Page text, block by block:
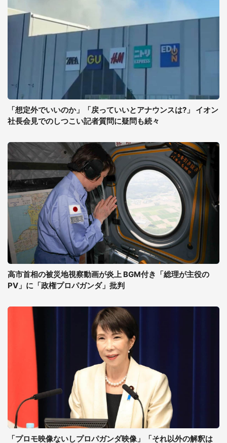
「想定外でいいのか」「戻っていいとアナウンスは?」 イオン
社長会見でのしつこい記者質問に疑問も続々
高市首相の被災地視察動画が炎上 BGM付き「総理が主役の
PV」に「政権プロパガンダ」批判
「プロモ映像ないしプロパガンダ映像」「それ以外の解釈は